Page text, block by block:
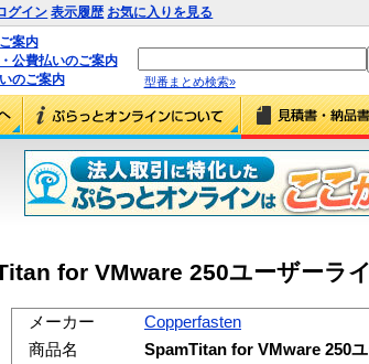
グイン 表示履歴 お気に入りを見る
案内
公費払いのご案内
のご案内
型番まとめ検索»
for VMware 250ユーザーラ
メーカー
Copperfasten
商品名
SpamTitan for VMware 250